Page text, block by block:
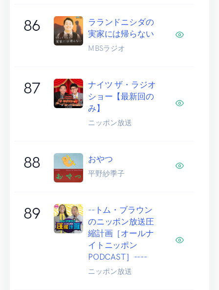
86
ラランドニシダの
実家には帰らない
MBSラジオ
87
ナイツ ザ・ラジオ
ショー【最新回の
み】
ニッポン放送
88 おやつ
平野紗季子
89
--トム・ブラウン
のニッポン放送圧
縮計画［オールナ
イトニッポン
PODCAST］----
ニッポン放送